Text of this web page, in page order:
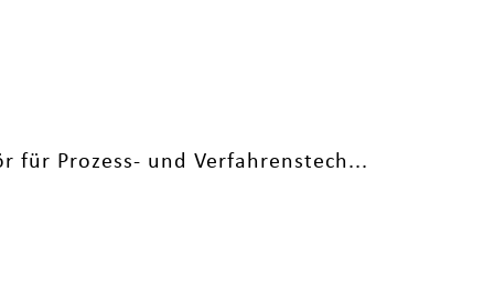
für Prozess- und Verfahrenstech...